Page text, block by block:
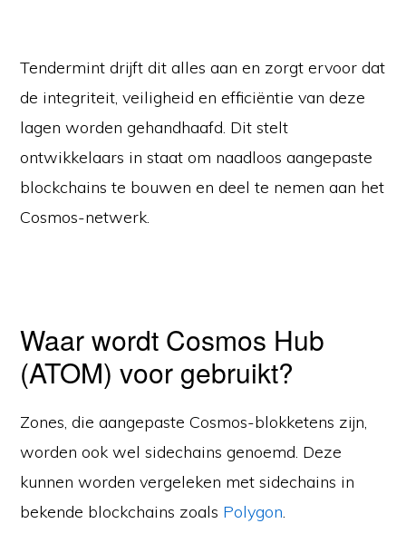
Tendermint drijft dit alles aan en zorgt ervoor dat
de integriteit, veiligheid en efficiëntie van deze
lagen worden gehandhaafd. Dit stelt
ontwikkelaars in staat om naadloos aangepaste
blockchains te bouwen en deel te nemen aan het
Cosmos-netwerk.
Waar wordt Cosmos Hub
(ATOM) voor gebruikt?
Zones, die aangepaste Cosmos-blokketens zijn,
worden ook wel sidechains genoemd. Deze
kunnen worden vergeleken met sidechains in
bekende blockchains zoals Polygon.